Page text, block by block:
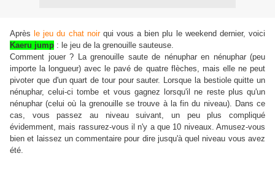
Après le jeu du chat noirqui vous a bien plu le weekend dernier, voici
Kaeru jump : le jeu de la grenouille sauteuse.
Comment jouer ? La grenouille saute de nénuphar en nénuphar (peu
importe la longueur) avec le pavé de quatre flèches, mais elle ne peut
pivoter que d'un quart de tour pour sauter. Lorsque la bestiole quitte un
nénuphar, celui-ci tombe et vous gagnez lorsqu'il ne reste plus qu'un
nénuphar (celui où la grenouille se trouve à la fin du niveau). Dans ce
cas, vous passez au niveau suivant, un peu plus compliqué
évidemment, mais rassurez-vous il n'y a que 10 niveaux. Amusez-vous
bien et laissez un commentaire pour dire jusqu'à quel niveau vous avez
été.